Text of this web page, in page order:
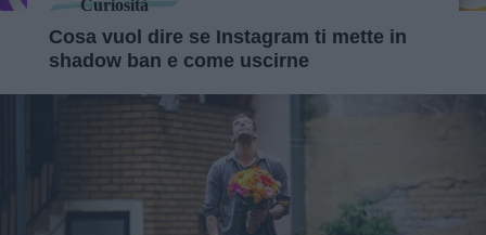
Curiosità
Cosa vuol dire se Instagram ti mette in
shadow ban e come uscirne